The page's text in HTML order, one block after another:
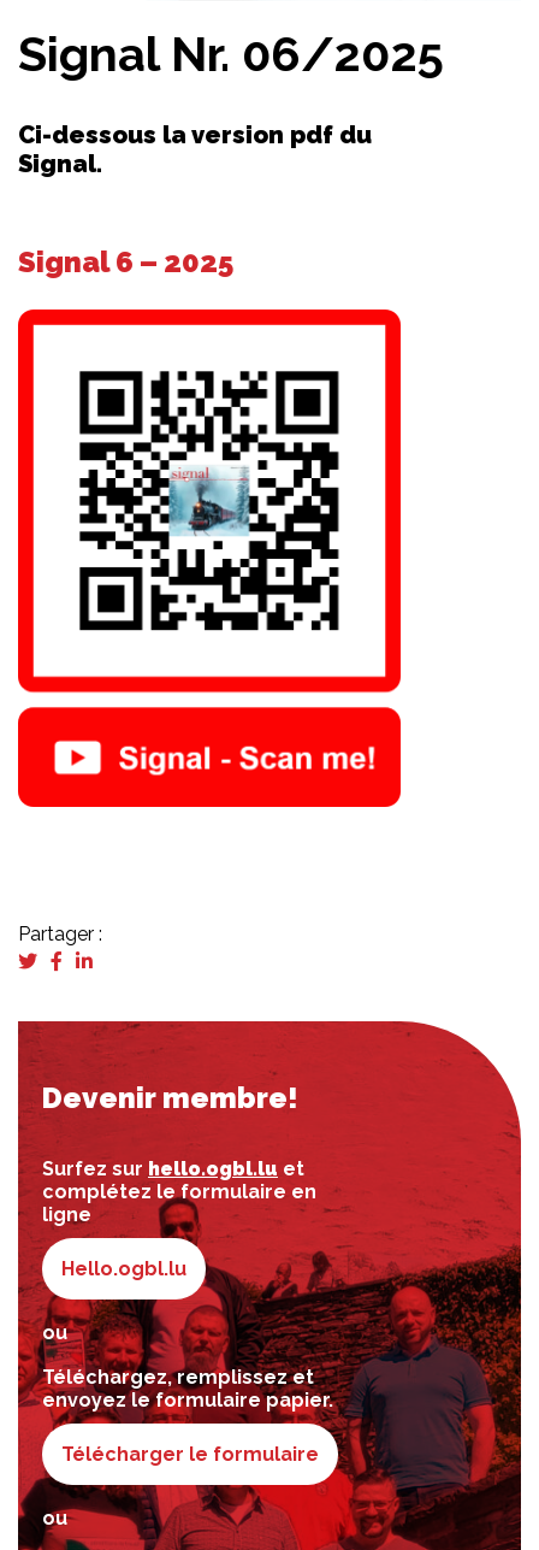
Signal Nr. 06/2025
Ci-dessous la version pdf du
Signal.
Signal 6 – 2025
Partager :
Devenir membre!
Surfez sur hello.ogbl.lu et
complétez le formulaire en
ligne
Hello.ogbl.lu
ou
Téléchargez, remplissez et
envoyez le formulaire papier.
Télécharger le formulaire
ou